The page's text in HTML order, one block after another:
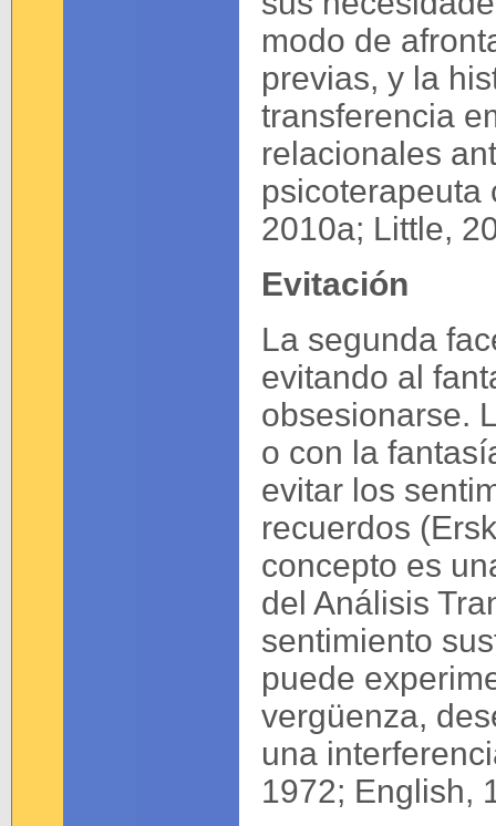
modo de
previas, y la
transferencia
relacionales
psicoterapeuta
2010a; Little,
Evitación
La segunda
evitando al
obsesionarse.
o con la
evitar los
recuerdos
concepto es
del Análisis
sentimiento
puede
vergüenza,
una
1972; English,